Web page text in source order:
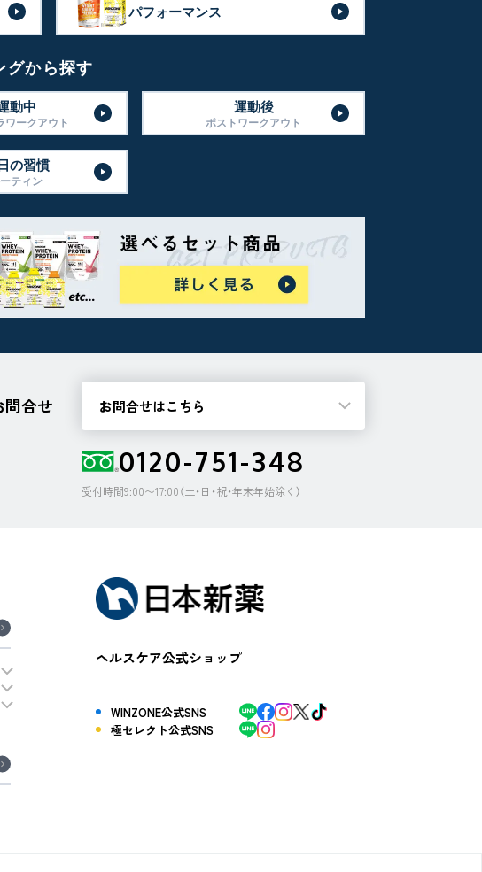
パフォーマンス
グから探す
動中
ワークアウト
運動後
ポストワークアウト
の習慣
ティン
合せ お問合せはこちら
0120-751-348
受付時間9:00〜17:00（土・日・祝・年末年始除く）
ヘルスケア公式ショップ
WINZONE公式SNS
極セレクト公式SNS